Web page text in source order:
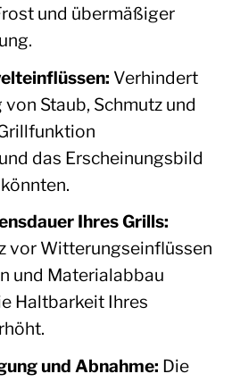
und übermäßiger
Verhindert
Staub, Schmutz und
das Erscheinungsbild
Ihres Grills:
vor Witterungseinflüssen
und Materialabbau
Haltbarkeit Ihres
und Abnahme: Die